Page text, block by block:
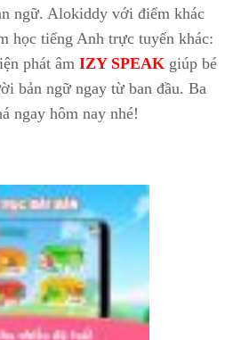
ngữ. Alokiddy với điểm khác
học tiếng Anh trực tuyến khác:
phát âm IZY SPEAK giúp bé
bản ngữ ngay từ ban đầu. Ba
ngay hôm nay nhé!